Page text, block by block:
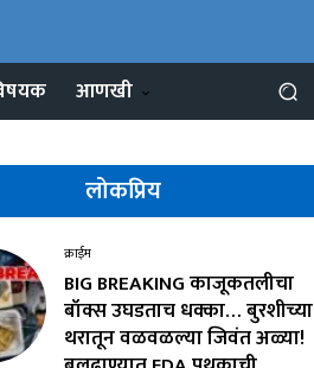
आणखी
लोकप्रिय
क्राईम
BIG BREAKING काजूकतलीचा
बॉक्स उघडताच धक्का… बुरशीच्या
थरातून वळवळल्या जिवंत अळ्या!